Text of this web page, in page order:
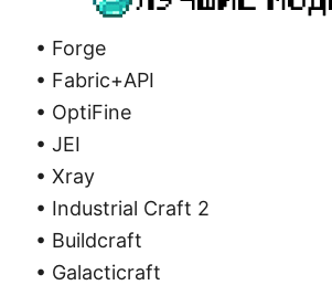
• Forge
• Fabric+API
• OptiFine
• JEI
• Xray
• Industrial Craft 2
• Buildcraft
• Galacticraft